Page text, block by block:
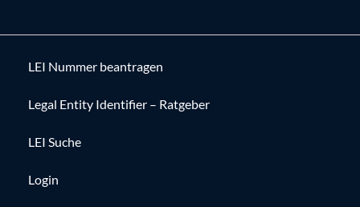
LEI Nummer beantragen
Legal Entity Identifier – Ratgeber
LEI Suche
Login